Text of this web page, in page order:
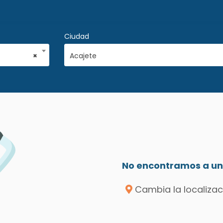
×
Ciudad
Acajete
No encontramos a
Cambia la